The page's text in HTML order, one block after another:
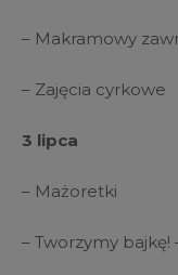
– Makramowy
– Zajęcia cyrkowe
3 lipca
– Mażoretki
– Tworzymy